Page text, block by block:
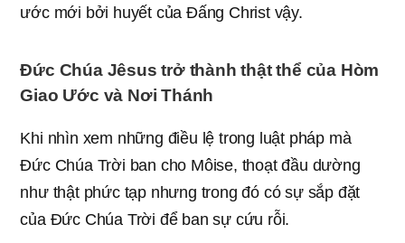
ước mới bởi huyết của Đấng Christ vậy.
Đức Chúa Jêsus trở thành thật thể của Hòm
Giao Ước và Nơi Thánh
Khi nhìn xem những điều lệ trong luật pháp mà
Đức Chúa Trời ban cho Môise, thoạt đầu dường
như thật phức tạp nhưng trong đó có sự sắp đặt
của Đức Chúa Trời để ban sự cứu rỗi.